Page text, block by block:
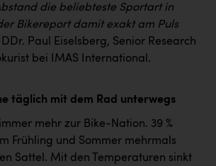
die beliebteste Sportart in
Bikereport damit exakt am Puls
Paul Eiselsberg, Senior Research
bei IMAS International.
täglich mit dem Rad unterwegs
mehr zur Bike-Nation. 39 %
Frühling und Sommer mehrmals
Sattel. Mit den Temperaturen sinkt